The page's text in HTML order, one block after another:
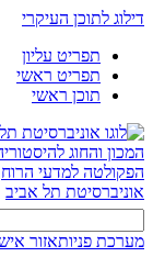
דילוג לתוכן העיקרי
תפריט עליון
תפריט ראשי
תוכן ראשי
המכון והחוג
הפקולטה למדעי הרוח
אוניברסיטת תל אביב
מערכת פניותאזור